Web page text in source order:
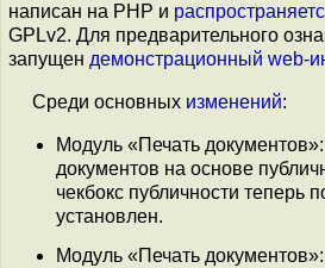
написан на PHP и
GPLv2. Для предварительного
запущен демонстрационный web-
Среди основных изменений:
Модуль «Печать
документов на основе
чекбокс публичности теперь
установлен.
Модуль «Печать